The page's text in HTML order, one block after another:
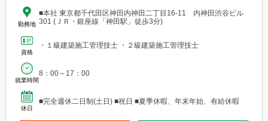
勤務地
■本社 東京都千代田区神田内神田二丁目16-11 内神田渋谷ビル
301 (ＪＲ・銀座線「神田駅」徒歩3分)
資格
・１級建築施工管理技士 ・２級建築施工管理技士
就業時間
8：00～17：00
休日
■完全週休二日制(土日) ■祝日 ■夏季休暇、年末年始、有給休暇